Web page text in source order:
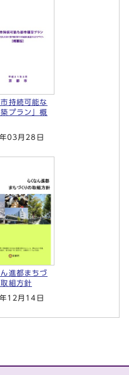
市持続可能な
プラン」概
03月28日
ん進都まちづ
組方針
12月14日